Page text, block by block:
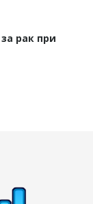
рак при